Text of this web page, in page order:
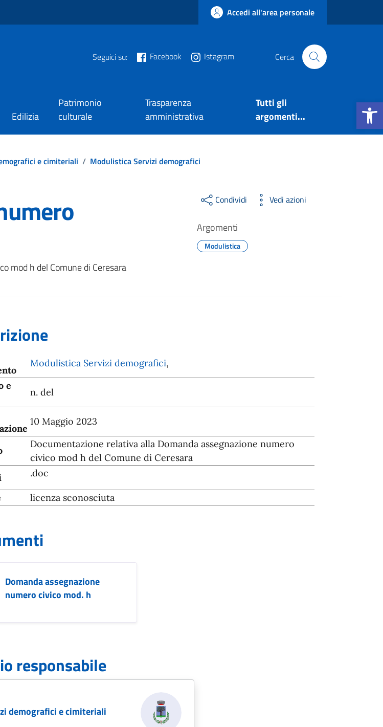
Apri la
Accedi all'area personale
Seguici su: Facebook Istagram Cerca
Edilizia
Patrimonio
culturale
Trasparenza
amministrativa
Tutti gli
argomenti...
e cimiteriali / Modulistica Servizi demografici
mod h del Comune di Ceresara
Condividi Vedi azioni
Argomenti
Modulistica
Modulistica Servizi demografici,
e
n. del
10 Maggio 2023
Documentazione relativa alla Domanda assegnazione numero
civico mod h del Comune di Ceresara
.doc
licenza sconosciuta
Domanda assegnazione
numero civico mod. h
responsabile
demografici e cimiteriali